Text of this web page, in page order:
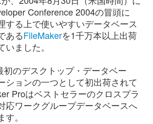
Conference 2004の冒頭に
する上で使いやすいデータベース
あるFileMakerを1千万本以上出荷
いました。
初のデスクトップ・データベー
ションの一つとして初出荷されて
Proはベストセラーのクロスプラ
応ワークグループデータベースへ
。